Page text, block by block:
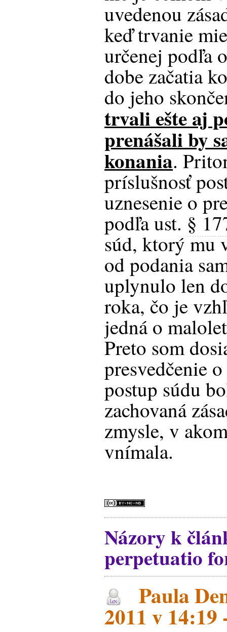
uvedenou
keď trvanie
určenej podľa
dobe začatia
do jeho
trvali ešte aj
prenášali by
konania.
príslušnosť
uznesenie o
podľa ust. §
súd, ktorý mu
od podania
uplynulo len
roka, čo je
jedná o
Preto som
presvedčenie
postup súdu
zachovaná
zmysle, v
vnímala.
Názory k
perpetuatio
Paula
2011 v 14:19